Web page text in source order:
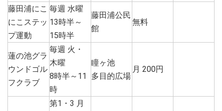
藤田浦にこ
にこステッ
プ運動
毎週 水曜
13時半～
15時半
藤田浦公民
館
無料
蓮の池グラ
ウンドゴル
フクラブ
毎週 火・
木曜
8時半～11
時
瞳ヶ池
多目的広場
月 200円
第1・3 月